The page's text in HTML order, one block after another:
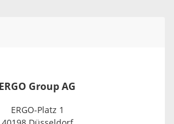
ERGO Group AG
ERGO-Platz 1